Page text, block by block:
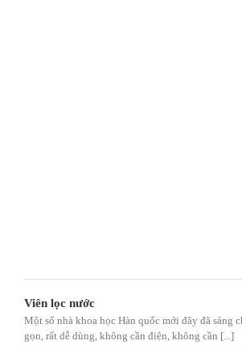
Viên lọc nước
Một số nhà khoa học Hàn quốc mới đây đã sáng
gọn, rất dễ dùng, không cần điện, không cần [...]